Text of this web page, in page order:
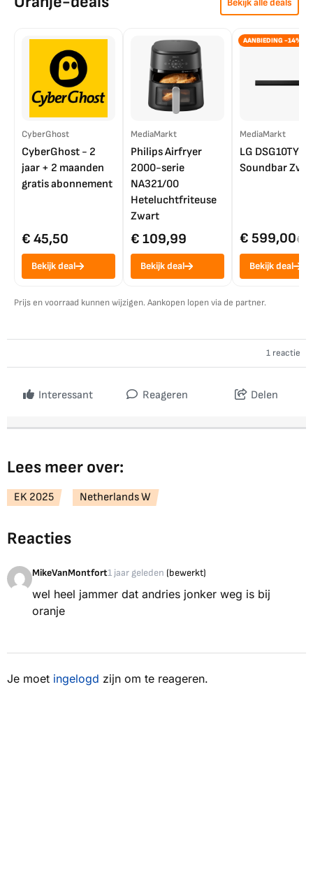
Bekijk alle deals
CyberGhost
CyberGhost - 2
jaar + 2 maanden
gratis abonnement
€ 45,50
Bekijk deal
MediaMarkt
Philips Airfryer
2000-serie
NA321/00
Heteluchtfriteuse
Zwart
€ 109,99
Bekijk deal
AANBIEDING -14%
MediaMarkt
LG DSG10TY
Soundbar
€ 599,00€
Bekijk deal
Prijs en voorraad kunnen wijzigen. Aankopen lopen via de partner.
1 reactie
Interessant Reageren Delen
Lees meer over:
EK 2025 Netherlands W
Reacties
MikeVanMontfort1 jaar geleden (bewerkt)
wel heel jammer dat andries jonker weg is bij
oranje
Je moet ingelogd zijn om te reageren.